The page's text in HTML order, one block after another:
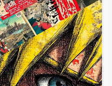
résolution capture une présence ninja
puissante et mystérieuse.